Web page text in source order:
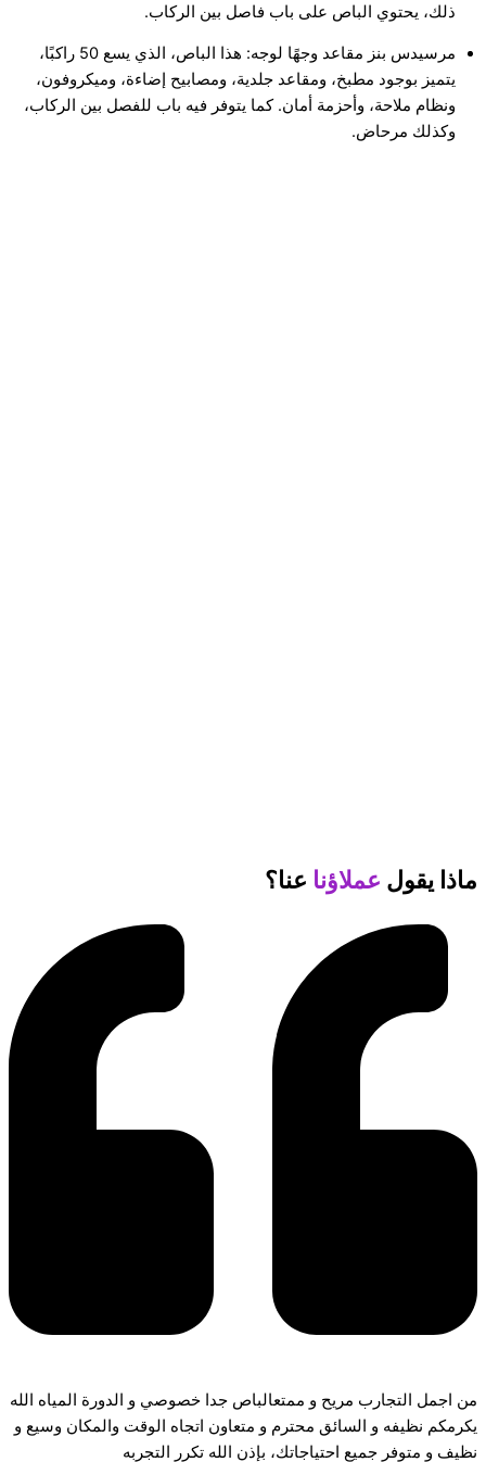
ذلك، يحتوي الباص على باب فاصل بين الركاب.
مرسيدس بنز مقاعد وجهًا لوجه: هذا الباص، الذي يسع 50 راكبًا،
يتميز بوجود مطبخ، ومقاعد جلدية، ومصابيح إضاءة، وميكروفون،
ونظام ملاحة، وأحزمة أمان. كما يتوفر فيه باب للفصل بين الركاب،
وكذلك مرحاض.
ماذا يقول عملاؤنا عنا؟
من اجمل التجارب مريح و ممتعالباص جدا خصوصي و الدورة المياه الله
يكرمكم نظيفه و السائق محترم و متعاون اتجاه الوقت والمكان وسيع و
نظيف و متوفر جميع احتياجاتك، بإذن الله تكرر التجربه